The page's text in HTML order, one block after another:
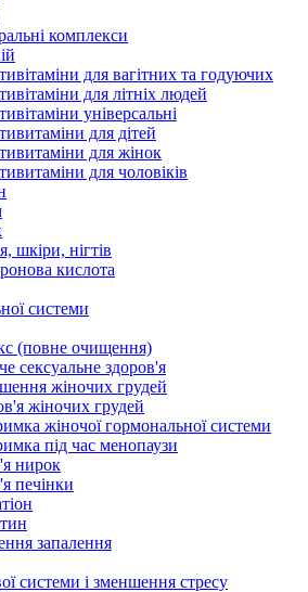
комплекси
для вагітних та годуючих
для літніх людей
універсальні
для дітей
для жінок
для чоловіків
шкіри, нігтів
кислота
системи
(повне очищення)
сексуальне здоров'я
жіночих грудей
жіночих грудей
жіночої гормональної системи
під час менопаузи
нирок
печінки
запалення
системи і зменшення стресу